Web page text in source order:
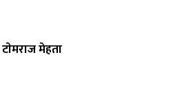
टाेमराज मेहता